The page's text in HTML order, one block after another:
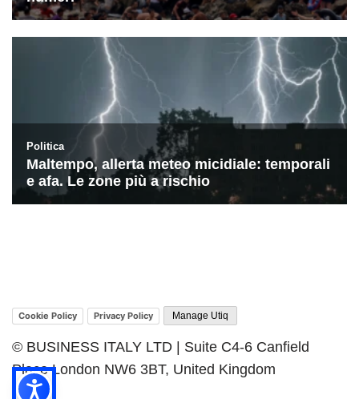
Cookie Policy Privacy Policy Manage Utiq
© BUSINESS ITALY LTD | Suite C4-6 Canfield
Place London NW6 3BT, United Kingdom